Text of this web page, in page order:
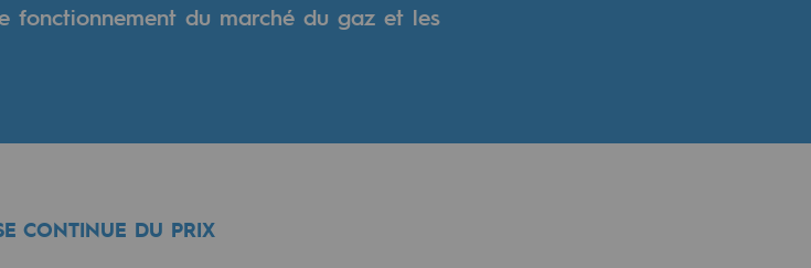
fonctionnement du marché du gaz et les
CONTINUE DU PRIX